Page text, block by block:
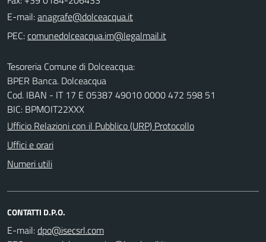
E-mail:
PEC:
Tesoreria Comune di Dolceacqua:
BPER Banca. Dolceacqua
Cod. IBAN - IT 17 E 05387 49010 0000 472 598 51
BIC: BPMOIT22XXX
Ufficio Relazioni con il Pubblico (URP) Protocollo
Uffici e orari
Numeri utili
CONTATTI D.P.O.
E-mail: